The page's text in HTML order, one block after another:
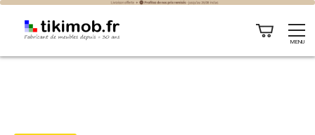
MENU